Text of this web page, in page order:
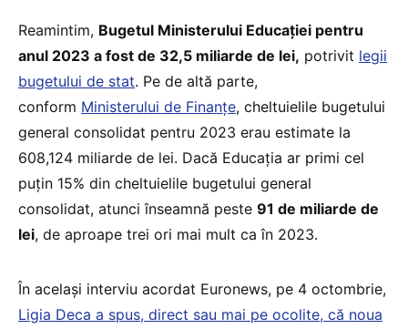
Reamintim, Bugetul Ministerului Educației pentru
anul 2023 a fost de 32,5 miliarde de lei, potrivit legii
bugetului de stat. Pe de altă parte,
conform Ministerului de Finanțe, cheltuielile bugetului
general consolidat pentru 2023 erau estimate la
608,124 miliarde de lei. Dacă Educația ar primi cel
puțin 15% din cheltuielile bugetului general
consolidat, atunci înseamnă peste 91 de miliarde de
lei, de aproape trei ori mai mult ca în 2023.
În același interviu acordat Euronews, pe 4 octombrie,
Ligia Deca a spus, direct sau mai pe ocolite, că noua